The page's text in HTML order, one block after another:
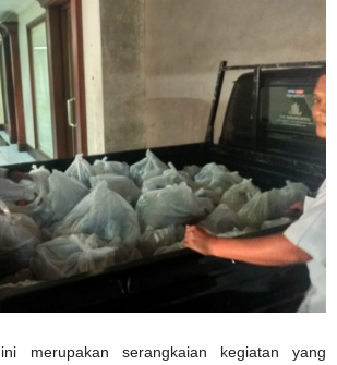
merupakan serangkaian kegiatan yang